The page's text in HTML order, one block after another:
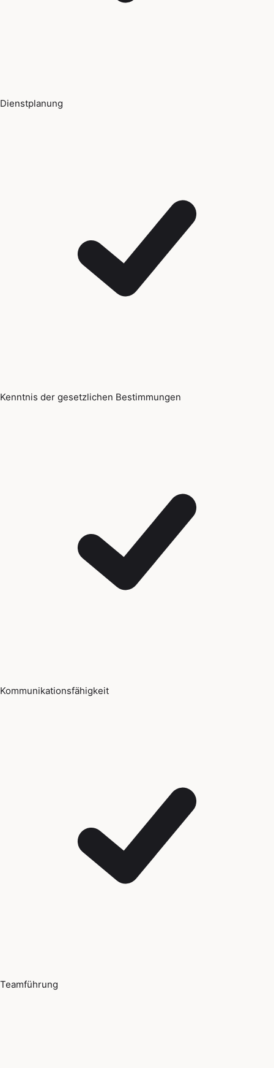
Dienstplanung
Kenntnis der gesetzlichen Bestimmungen
Kommunikationsfähigkeit
Teamführung